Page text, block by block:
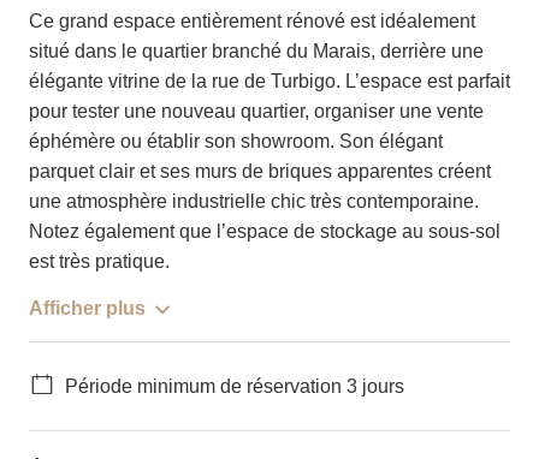
Ce grand espace entièrement rénové est idéalement
situé dans le quartier branché du Marais, derrière une
élégante vitrine de la rue de Turbigo. L’espace est parfait
pour tester une nouveau quartier, organiser une vente
éphémère ou établir son showroom. Son élégant
parquet clair et ses murs de briques apparentes créent
une atmosphère industrielle chic très contemporaine.
Notez également que l’espace de stockage au sous-sol
est très pratique.
Afficher plus
Période minimum de réservation 3 jours